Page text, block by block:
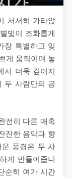
서서히 가라앉
빛이 조화롭게
장 특별하고 잊
게 움직이며 놓
서 더욱 깊어지
두 사람만의 공
전히 다른 매혹
잔한 음악과 향
풍경은 두 사
게 만들어줍니
순히 여가 시간